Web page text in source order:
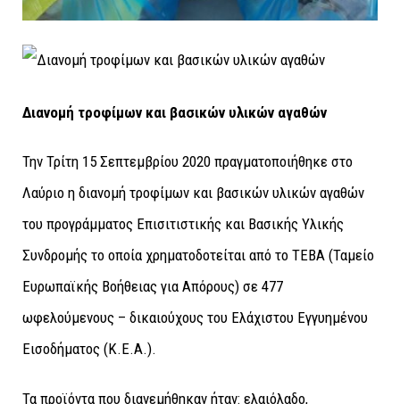
Διανομή τροφίμων και βασικών υλικών αγαθών
Την Τρίτη 15 Σεπτεμβρίου 2020 πραγματοποιήθηκε στο
Λαύριο η διανομή τροφίμων και βασικών υλικών αγαθών
του προγράμματος Επισιτιστικής και Βασικής Υλικής
Συνδρομής το οποία χρηματοδοτείται από το ΤΕΒΑ (Ταμείο
Ευρωπαϊκής Βοήθειας για Απόρους) σε 477
ωφελούμενους – δικαιούχους του Ελάχιστου Εγγυημένου
Εισοδήματος (Κ.Ε.Α.).
Τα προϊόντα που διανεμήθηκαν ήταν: ελαιόλαδο,